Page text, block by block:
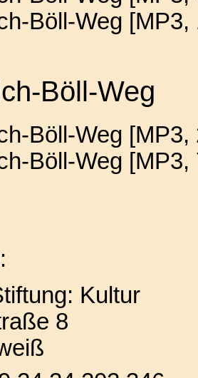
Böll-Weg [MP3,
Böll-Weg
Böll-Weg [MP3,
Böll-Weg [MP3,
Kultur
8